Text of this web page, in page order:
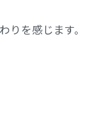
りを感じます。